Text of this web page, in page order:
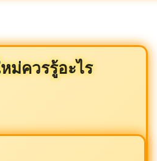
ม่ควรรู้อะไร